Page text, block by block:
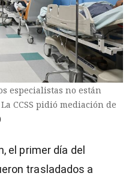
especialistas no están
CCSS pidió mediación de
el primer día del
trasladados a